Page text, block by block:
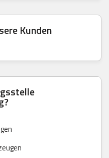
Kunden